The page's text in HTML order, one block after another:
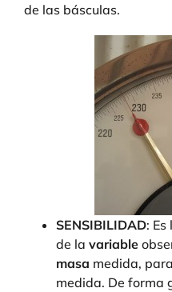
de las básculas.
SENSIBILIDAD: Es
de la variable
masa medida,
medida. De forma